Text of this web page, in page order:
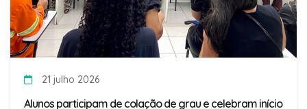
21 julho 2026
Alunos participam de colação de grau e celebram início